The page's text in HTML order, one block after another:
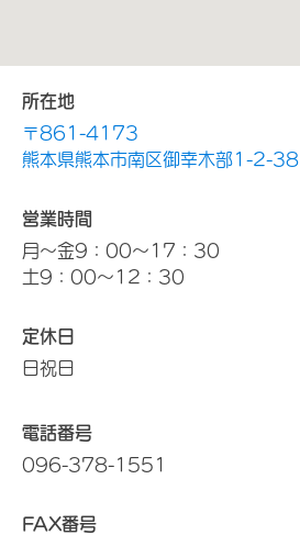
所在地
〒861-4173
熊本県熊本市南区御幸木部1-2-38
営業時間
月～金9：00～17：30
土9：00～12：30
定休日
日祝日
電話番号
096-378-1551
FAX番号